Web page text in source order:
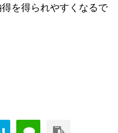
を得られやすくなるで